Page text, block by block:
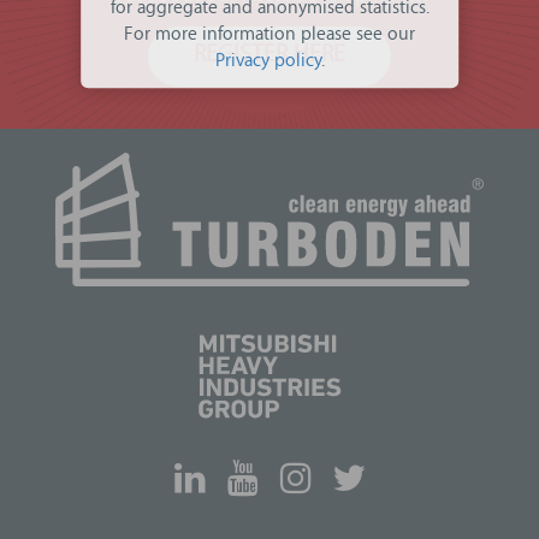
REGISTER HERE
for aggregate and anonymised statistics.
For more information please see our
Privacy policy.